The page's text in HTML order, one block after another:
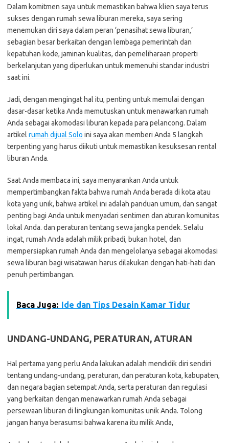
Dalam komitmen saya untuk memastikan bahwa klien saya terus
sukses dengan rumah sewa liburan mereka, saya sering
menemukan diri saya dalam peran ‘penasihat sewa liburan,’
sebagian besar berkaitan dengan lembaga pemerintah dan
kepatuhan kode, jaminan kualitas, dan pemeliharaan properti
berkelanjutan yang diperlukan untuk memenuhi standar industri
saat ini.
Jadi, dengan mengingat hal itu, penting untuk memulai dengan
dasar-dasar ketika Anda memutuskan untuk menawarkan rumah
Anda sebagai akomodasi liburan kepada para pelancong. Dalam
artikel rumah dijual Solo ini saya akan memberi Anda 5 langkah
terpenting yang harus diikuti untuk memastikan kesuksesan rental
liburan Anda.
Saat Anda membaca ini, saya menyarankan Anda untuk
mempertimbangkan fakta bahwa rumah Anda berada di kota atau
kota yang unik, bahwa artikel ini adalah panduan umum, dan sangat
penting bagi Anda untuk menyadari sentimen dan aturan komunitas
lokal Anda. dan peraturan tentang sewa jangka pendek. Selalu
ingat, rumah Anda adalah milik pribadi, bukan hotel, dan
mempersiapkan rumah Anda dan mengelolanya sebagai akomodasi
sewa liburan bagi wisatawan harus dilakukan dengan hati-hati dan
penuh pertimbangan.
Baca Juga: Ide dan Tips Desain Kamar Tidur
UNDANG-UNDANG, PERATURAN, ATURAN
Hal pertama yang perlu Anda lakukan adalah mendidik diri sendiri
tentang undang-undang, peraturan, dan peraturan kota, kabupaten,
dan negara bagian setempat Anda, serta peraturan dan regulasi
yang berkaitan dengan menawarkan rumah Anda sebagai
persewaan liburan di lingkungan komunitas unik Anda. Tolong
jangan hanya berasumsi bahwa karena itu milik Anda,